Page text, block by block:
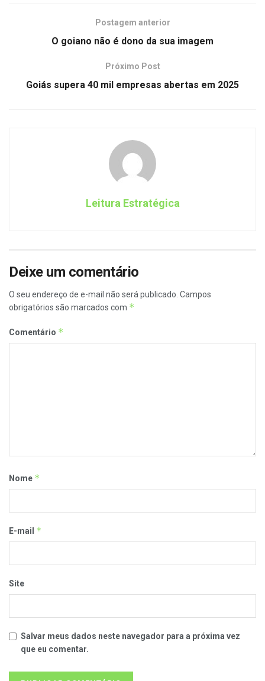
Postagem anterior
O goiano não é dono da sua imagem
Próximo Post
Goiás supera 40 mil empresas abertas em 2025
Leitura Estratégica
Deixe um comentário
O seu endereço de e-mail não será publicado. Campos
obrigatórios são marcados com *
Comentário *
Nome *
E-mail *
Site
Salvar meus dados neste navegador para a próxima vez
que eu comentar.